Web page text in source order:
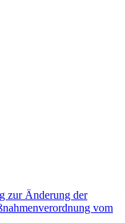
zur Änderung der
vom